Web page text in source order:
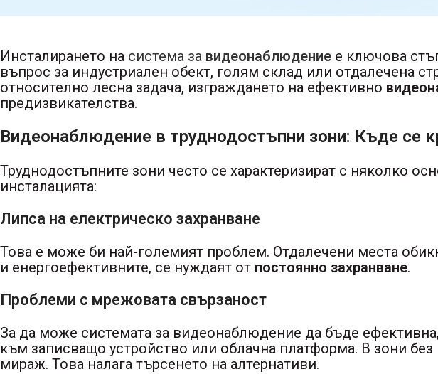
Инсталирането на система за видеонаблюдение е ключова
въпрос за индустриален обект, голям склад или отдалечена
относително лесна задача, изграждането на ефективно
предизвикателства.
Видеонаблюдение в труднодостъпни зони: Къде се
Труднодостъпните зони често се характеризират с няколко
инсталацията:
Липса на електрическо захранване
Това е може би най-големият проблем. Отдалечени места
и енергоефективните, се нуждаят от постоянно захранване.
Проблеми с мрежовата свързаност
За да може системата за видеонаблюдение да бъде
към записващо устройство или облачна платформа. В зони без
мираж. Това налага търсенето на алтернативи.